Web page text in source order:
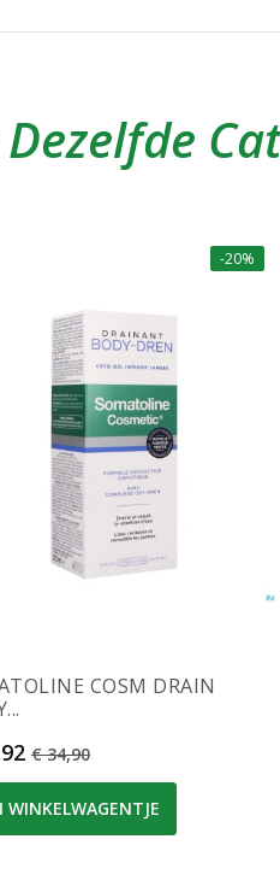
Dezelfde
-20%
COSM DRAIN
Normale prijs
€ 34,90
WINKELWAGENTJE